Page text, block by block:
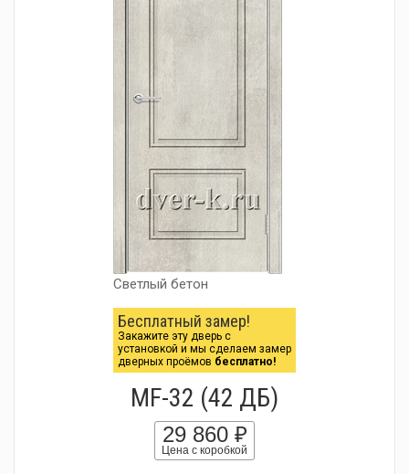
Светлый бетон
Бесплатный замер!
Закажите эту дверь с
установкой и мы сделаем замер
дверных проёмов бесплатно!
MF-32 (42 ДБ)
29 860 ₽
Цена с коробкой